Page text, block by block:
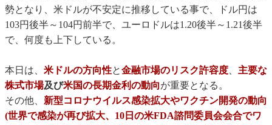
勢となり、米ドルが不安定に推移している事で、ドル円は
103円後半～104円前半で、ユーロドルは1.20後半～1.21後半
で、何度も上下している。
本日は、 米ドルの方向性と金融市場のリスク許容度、 主要な
株式市場及び米国の長期金利の動向が重要となる。
その他、 新型コロナウイルス感染拡大やワクチン開発の動向
(世界で感染が再び拡大、10日の米FDA諮問委員会会合でワ